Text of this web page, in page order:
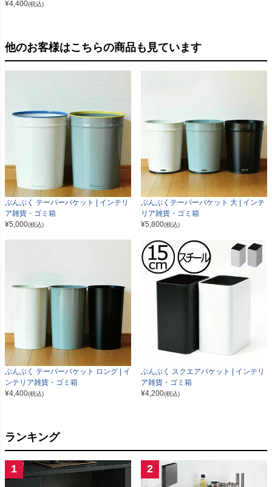
¥4,400(税込)
他のお客様はこちらの商品も見ています
ぶんぶく テーパーバケット | インテリ
ア雑貨・ゴミ箱
¥5,000(税込)
ぶんぶくテーパーバケット 大 | インテ
リア雑貨・ゴミ箱
¥5,800(税込)
ぶんぶく テーパーバケット ロング | イ
ンテリア雑貨・ゴミ箱
¥4,400(税込)
ぶんぶく スクエアバケット | インテリ
ア雑貨・ゴミ箱
¥4,200(税込)
ランキング
1 2